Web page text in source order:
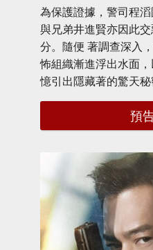
為保護證據，警司程
與兄弟井進賢亦因此
分。隨便 著調查深入
怖組織漸進浮出水面
憶引出隱藏著的驚天秘
預